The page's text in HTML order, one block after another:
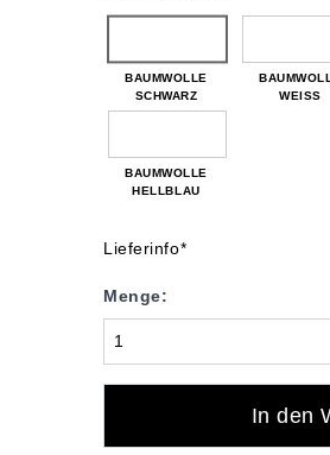
BAUMWOLLE
SCHWARZ
WEISS
BAUMWOLLE
HELLBLAU
Lieferinfo*
Menge:
In den